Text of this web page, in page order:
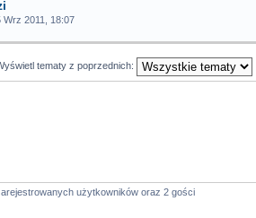
Wrz 2011, 18:07
tematy z poprzednich:
użytkowników oraz 2 gości